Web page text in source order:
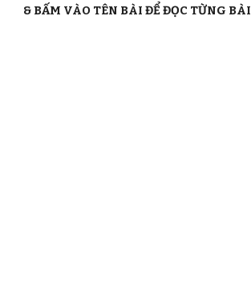
& BẤM VÀO TÊN BÀI ĐỂ ĐỌC TỪNG BÀI